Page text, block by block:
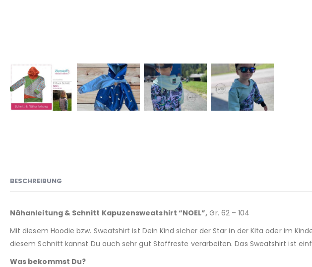
BESCHREIBUNG
Nähanleitung & Schnitt Kapuzensweatshirt “NOEL”, Gr. 62 – 104
Mit diesem Hoodie bzw. Sweatshirt ist Dein Kind sicher der Star in der Kita oder im
diesem Schnitt kannst Du auch sehr gut Stoffreste verarbeiten. Das Sweatshirt ist
Was bekommst Du?